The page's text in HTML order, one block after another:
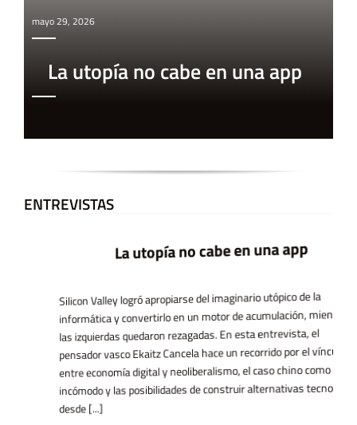
mayo 29, 2026
La utopía no cabe en una app
ENTREVISTAS
La utopía no cabe en una app
Silicon Valley logró apropiarse del imaginario utópico de la
informática y convertirlo en un motor de acumulación, mientras
las izquierdas quedaron rezagadas. En esta entrevista, el
pensador vasco Ekaitz Cancela hace un recorrido por el vínculo
entre economía digital y neoliberalismo, el caso chino como espejo
incómodo y las posibilidades de construir alternativas tecnológicas
desde [...]